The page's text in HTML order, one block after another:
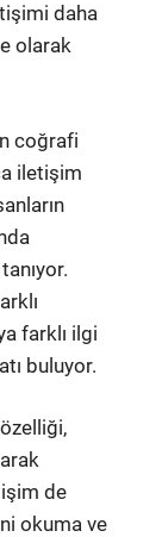
daha
olarak
coğrafi
iletişim
farklı ilgi
buluyor.
de
okuma ve